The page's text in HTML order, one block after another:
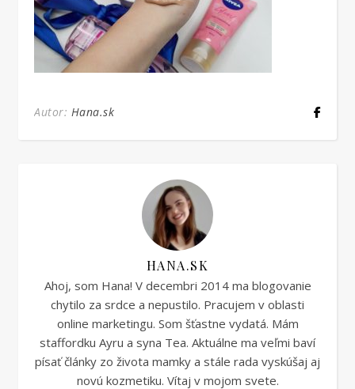
Autor: Hana.sk
HANA.SK
Ahoj, som Hana! V decembri 2014 ma blogovanie
chytilo za srdce a nepustilo. Pracujem v oblasti
online marketingu. Som šťastne vydatá. Mám
staffordku Ayru a syna Tea. Aktuálne ma veľmi baví
písať články zo života mamky a stále rada vyskúšaj aj
novú kozmetiku. Vítaj v mojom svete.